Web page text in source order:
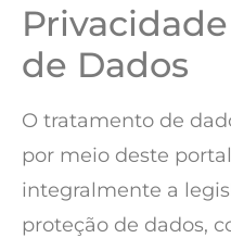
de Dados
O tratamento de
por meio deste
integralmente a
proteção de dados,